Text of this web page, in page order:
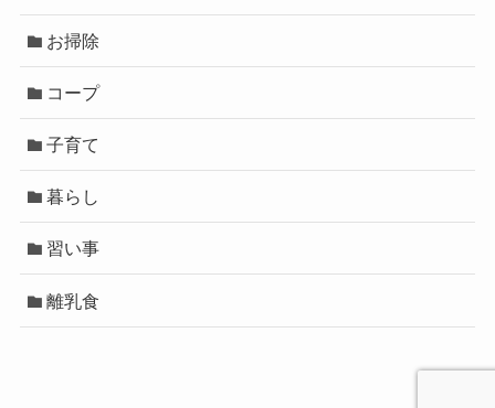
お掃除
コープ
子育て
暮らし
習い事
離乳食